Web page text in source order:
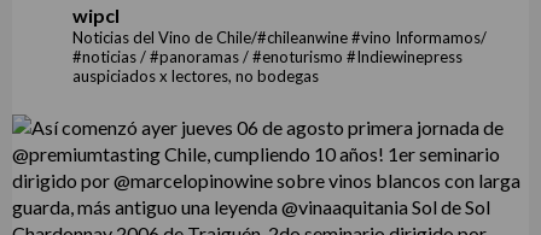
wipcl
Noticias del Vino de Chile/#chileanwine #vino Informamos/
#noticias / #panoramas / #enoturismo #Indiewinepress
auspiciados x lectores, no bodegas